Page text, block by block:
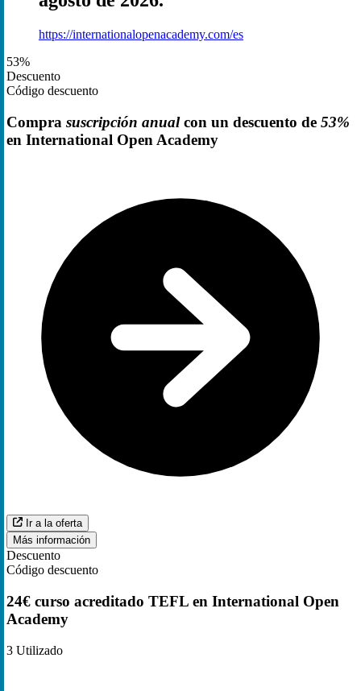
https://internationalopenacademy.com/es
53%
Descuento
Código descuento
Compra suscripción anualcon un descuento de 53%
en International Open Academy
Ir a la oferta
Más información
Descuento
Código descuento
24€ curso acreditado TEFL en International Open
Academy
3 Utilizado